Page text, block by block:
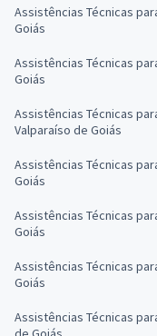
Assistências Técnicas
Goiás
Assistências Técnicas
Goiás
Assistências Técnicas
Valparaíso de Goiás
Assistências Técnicas
Goiás
Assistências Técnicas
Goiás
Assistências Técnicas
Goiás
Assistências Técnicas